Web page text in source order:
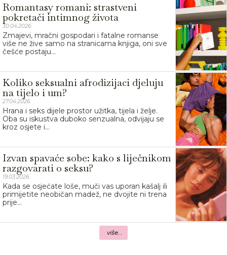
Romantasy romani: strastveni
pokretači intimnog života
30.04.2026.
Zmajevi, mračni gospodari i fatalne romanse
više ne žive samo na stranicama knjiga, oni sve
češće postaju...
Koliko seksualni afrodizijaci djeluju
na tijelo i um?
27.04.2026.
Hrana i seks dijele prostor užitka, tijela i želje.
Oba su iskustva duboko senzualna, odvijaju se
kroz osjete i...
Izvan spavaće sobe: kako s liječnikom
razgovarati o seksu?
19.03.2026.
Kada se osjećate loše, muči vas uporan kašalj ili
primijetite neobičan madež, ne dvojite ni trena
prije...
više...